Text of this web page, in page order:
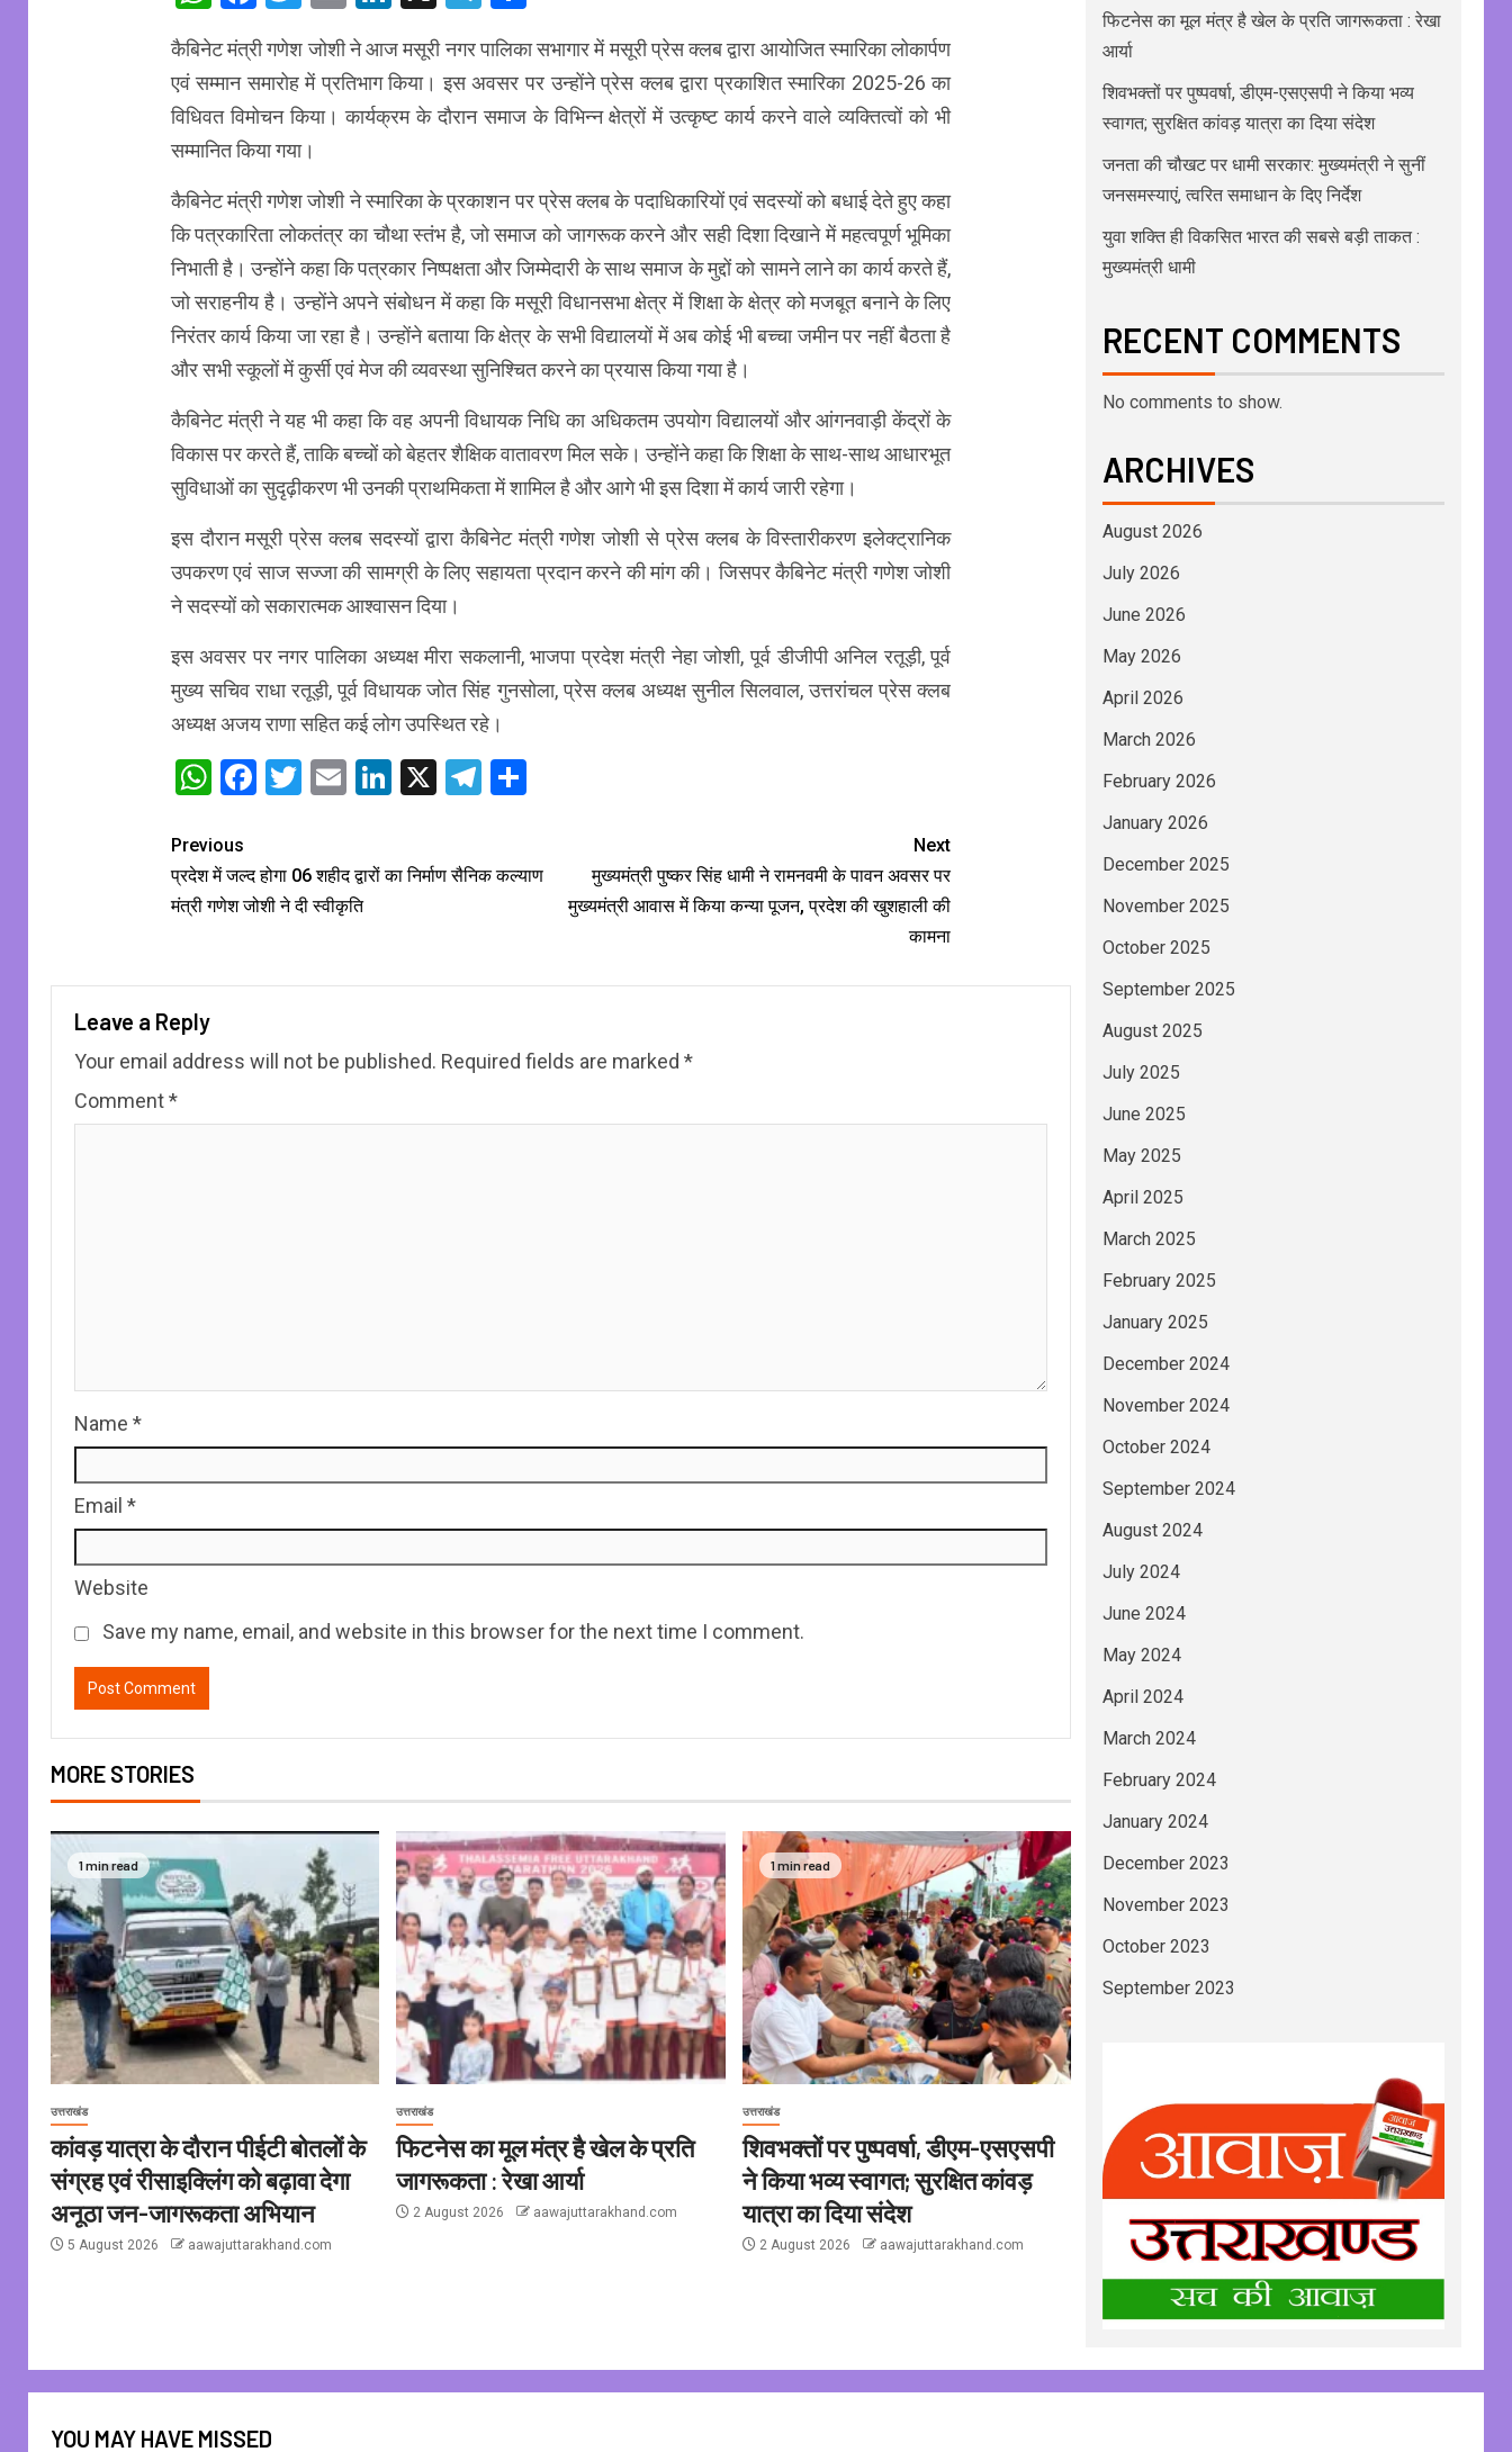
कैबिनेट मंत्री गणेश जोशी ने आज मसूरी नगर पालिका सभागार में मसूरी प्रेस क्लब द्वारा आयोजित स्मारिका लोकार्पण
एवं सम्मान समारोह में प्रतिभाग किया। इस अवसर पर उन्होंने प्रेस क्लब द्वारा प्रकाशित स्मारिका 2025-26 का
विधिवत विमोचन किया। कार्यक्रम के दौरान समाज के विभिन्न क्षेत्रों में उत्कृष्ट कार्य करने वाले व्यक्तित्वों को भी
सम्मानित किया गया।
कैबिनेट मंत्री गणेश जोशी ने स्मारिका के प्रकाशन पर प्रेस क्लब के पदाधिकारियों एवं सदस्यों को बधाई देते हुए कहा
कि पत्रकारिता लोकतंत्र का चौथा स्तंभ है, जो समाज को जागरूक करने और सही दिशा दिखाने में महत्वपूर्ण भूमिका
निभाती है। उन्होंने कहा कि पत्रकार निष्पक्षता और जिम्मेदारी के साथ समाज के मुद्दों को सामने लाने का कार्य करते हैं,
जो सराहनीय है। उन्होंने अपने संबोधन में कहा कि मसूरी विधानसभा क्षेत्र में शिक्षा के क्षेत्र को मजबूत बनाने के लिए
निरंतर कार्य किया जा रहा है। उन्होंने बताया कि क्षेत्र के सभी विद्यालयों में अब कोई भी बच्चा जमीन पर नहीं बैठता है
और सभी स्कूलों में कुर्सी एवं मेज की व्यवस्था सुनिश्चित करने का प्रयास किया गया है।
कैबिनेट मंत्री ने यह भी कहा कि वह अपनी विधायक निधि का अधिकतम उपयोग विद्यालयों और आंगनवाड़ी केंद्रों के
विकास पर करते हैं, ताकि बच्चों को बेहतर शैक्षिक वातावरण मिल सके। उन्होंने कहा कि शिक्षा के साथ-साथ आधारभूत
सुविधाओं का सुदृढ़ीकरण भी उनकी प्राथमिकता में शामिल है और आगे भी इस दिशा में कार्य जारी रहेगा।
इस दौरान मसूरी प्रेस क्लब सदस्यों द्वारा कैबिनेट मंत्री गणेश जोशी से प्रेस क्लब के विस्तारीकरण इलेक्ट्रानिक
उपकरण एवं साज सज्जा की सामग्री के लिए सहायता प्रदान करने की मांग की। जिसपर कैबिनेट मंत्री गणेश जोशी
ने सदस्यों को सकारात्मक आश्वासन दिया।
इस अवसर पर नगर पालिका अध्यक्ष मीरा सकलानी, भाजपा प्रदेश मंत्री नेहा जोशी, पूर्व डीजीपी अनिल रतूड़ी, पूर्व
मुख्य सचिव राधा रतूड़ी, पूर्व विधायक जोत सिंह गुनसोला, प्रेस क्लब अध्यक्ष सुनील सिलवाल, उत्तरांचल प्रेस क्लब
अध्यक्ष अजय राणा सहित कई लोग उपस्थित रहे।
WhatsApp
Facebook
Twitter
EmailLinkedIn
X Telegram
Share
Previous
प्रदेश में जल्द होगा 06 शहीद द्वारों का निर्माण सैनिक कल्याण
मंत्री गणेश जोशी ने दी स्वीकृति
Next
मुख्यमंत्री पुष्कर सिंह धामी ने रामनवमी के पावन अवसर पर
मुख्यमंत्री आवास में किया कन्या पूजन, प्रदेश की खुशहाली की
कामना
Leave a Reply
Your email address will not be published. Required fields are marked *
Comment*
Name *
Email *
Website
Save my name, email, and website in this browser for the next time I comment.
MORE STORIES
1 min read
उत्तराखंड
कांवड़ यात्रा के दौरान पीईटी बोतलों के
संग्रह एवं रीसाइक्लिंग को बढ़ावा देगा
अनूठा जन-जागरूकता अभियान
5 August 2026 aawajuttarakhand.com
उत्तराखंड
फिटनेस का मूल मंत्र है खेल के प्रति
जागरूकता : रेखा आर्या
2 August 2026 aawajuttarakhand.com
1 min read
उत्तराखंड
शिवभक्तों पर पुष्पवर्षा, डीएम-एसएसपी
ने किया भव्य स्वागत; सुरक्षित कांवड़
यात्रा का दिया संदेश
2 August 2026 aawajuttarakhand.com
फिटनेस का मूल मंत्र है खेल के प्रति जागरूकता : रेखा
आर्या
शिवभक्तों पर पुष्पवर्षा, डीएम-एसएसपी ने किया भव्य
स्वागत; सुरक्षित कांवड़ यात्रा का दिया संदेश
जनता की चौखट पर धामी सरकार: मुख्यमंत्री ने सुनीं
जनसमस्याएं, त्वरित समाधान के दिए निर्देश
युवा शक्ति ही विकसित भारत की सबसे बड़ी ताकत :
मुख्यमंत्री धामी
RECENT COMMENTS
No comments to show.
ARCHIVES
August 2026
July 2026
June 2026
May 2026
April 2026
March 2026
February 2026
January 2026
December 2025
November 2025
October 2025
September 2025
August 2025
July 2025
June 2025
May 2025
April 2025
March 2025
February 2025
January 2025
December 2024
November 2024
October 2024
September 2024
August 2024
July 2024
June 2024
May 2024
April 2024
March 2024
February 2024
January 2024
December 2023
November 2023
October 2023
September 2023
YOU MAY HAVE MISSED